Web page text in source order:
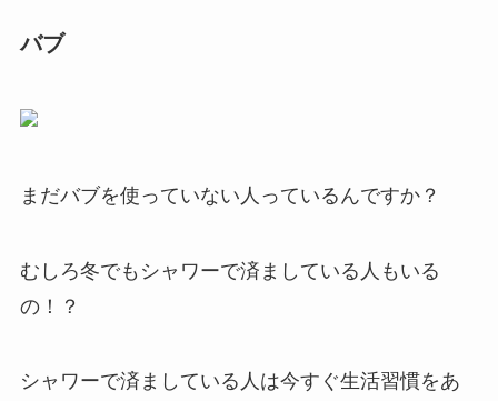
バブ
まだバブを使っていない人っているんですか？
むしろ冬でもシャワーで済ましている人もいる
の！？
シャワーで済ましている人は今すぐ生活習慣をあ